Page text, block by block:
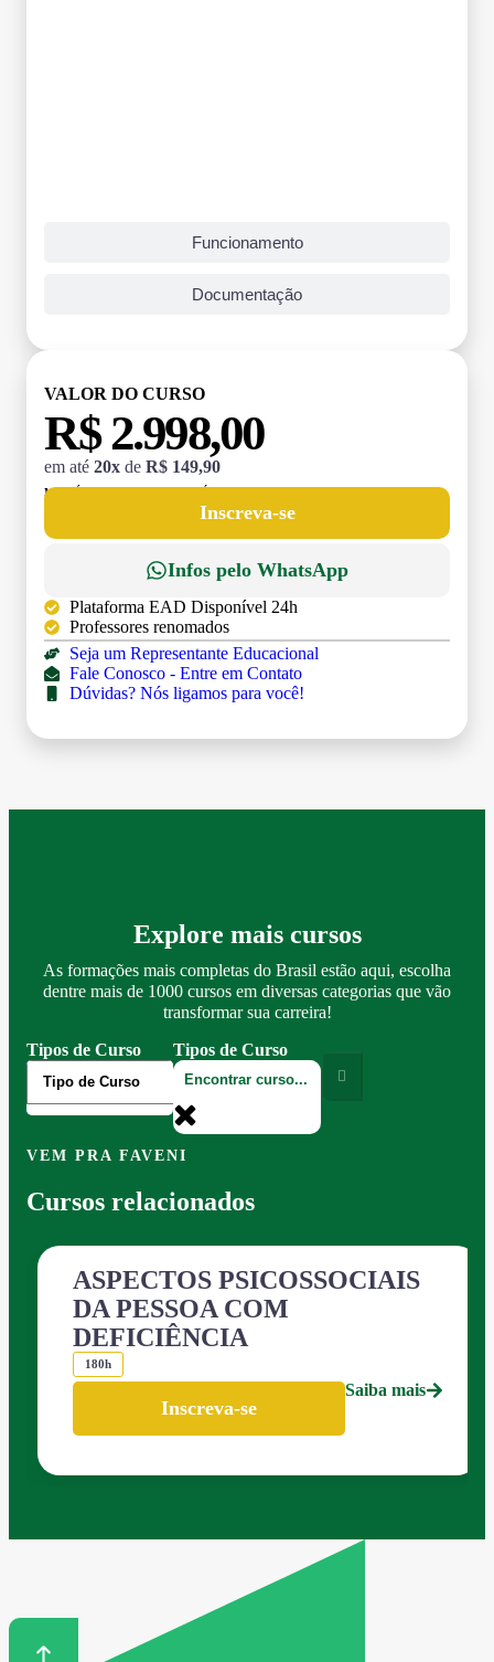
Funcionamento
Documentação
VALOR DO CURSO
R$ 2.998,00
em até 20x de R$ 149,90
MATRÍCULA:
Inscreva-se
Infos pelo WhatsApp
Plataforma EAD Disponível 24h
Professores renomados
Seja um Representante Educacional
Fale Conosco - Entre em Contato
Dúvidas? Nós ligamos para você!
Explore mais cursos
As formações mais completas do Brasil estão aqui, escolha
dentre mais de 1000 cursos em diversas categorias que vão
transformar sua carreira!
Tipos de Curso
Tipos de Curso
VEM PRA FAVENI
Cursos relacionados
ASPECTOS PSICOSSOCIAIS
DA PESSOA COM
DEFICIÊNCIA
180h
Inscreva-se
Saiba mais